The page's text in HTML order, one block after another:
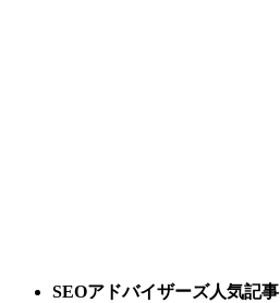
SEOアドバイザーズ人気記事